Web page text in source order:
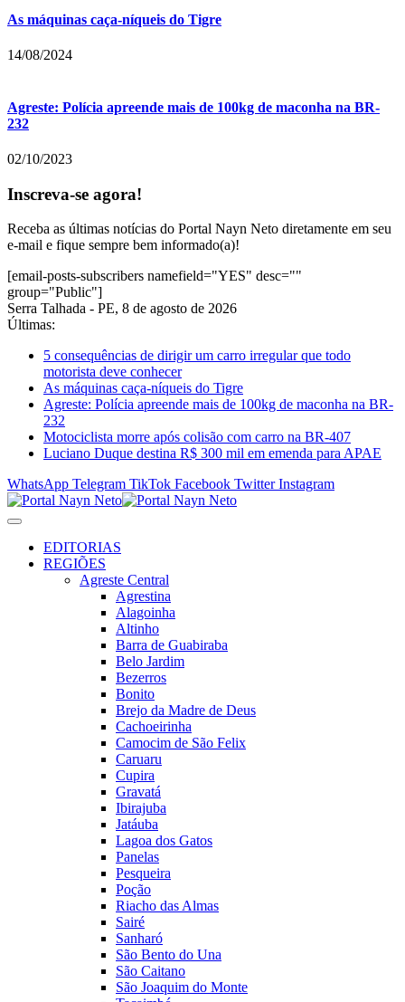
As máquinas caça-níqueis do Tigre
14/08/2024
Agreste: Polícia apreende mais de 100kg de maconha na BR-
232
02/10/2023
Inscreva-se agora!
Receba as últimas notícias do Portal Nayn Neto diretamente em seu
e-mail e fique sempre bem informado(a)!
[email-posts-subscribers namefield="YES" desc=""
group="Public"]
Serra Talhada - PE, 8 de agosto de 2026
Últimas:
5 consequências de dirigir um carro irregular que todo
motorista deve conhecer
As máquinas caça-níqueis do Tigre
Agreste: Polícia apreende mais de 100kg de maconha na BR-
232
Motociclista morre após colisão com carro na BR-407
Luciano Duque destina R$ 300 mil em emenda para APAE
WhatsApp Telegram TikTok Facebook Twitter Instagram
EDITORIAS
REGIÕES
Agreste Central
Agrestina
Alagoinha
Altinho
Barra de Guabiraba
Belo Jardim
Bezerros
Bonito
Brejo da Madre de Deus
Cachoeirinha
Camocim de São Felix
Caruaru
Cupira
Gravatá
Ibirajuba
Jatáuba
Lagoa dos Gatos
Panelas
Pesqueira
Poção
Riacho das Almas
Sairé
Sanharó
São Bento do Una
São Caitano
São Joaquim do Monte